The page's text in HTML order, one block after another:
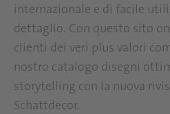
internazionale e di facile
dettaglio. Con questo sito
clienti dei veri plus valori
nostro catalogo disegni
storytelling con la nuova
Schattdecor.